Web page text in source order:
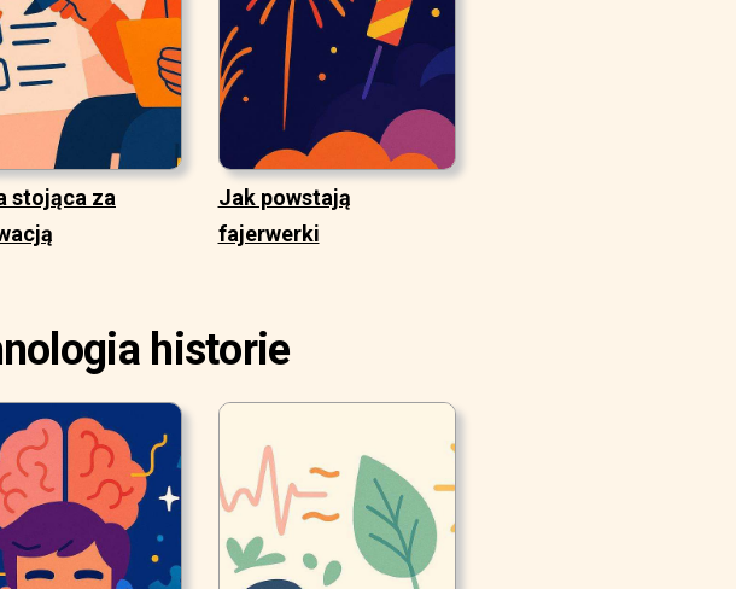
stojąca za
Jak powstają
fajerwerki
historie